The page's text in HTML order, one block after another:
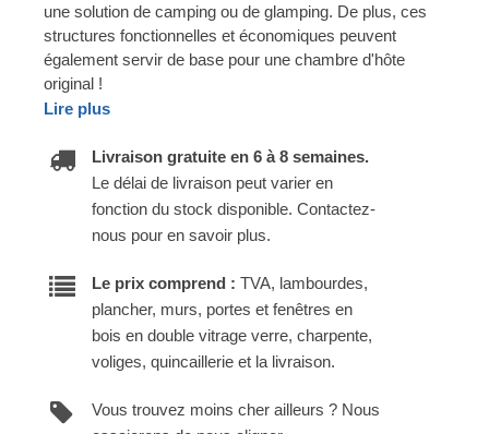
une solution de camping ou de glamping. De plus, ces
structures fonctionnelles et économiques peuvent
également servir de base pour une chambre d'hôte
original !
Lire plus
Livraison gratuite en 6 à 8 semaines.
Le délai de livraison peut varier en
fonction du stock disponible. Contactez-
nous pour en savoir plus.
Le prix comprend : TVA, lambourdes,
plancher, murs, portes et fenêtres en
bois en double vitrage verre, charpente,
voliges, quincaillerie et la livraison.
Vous trouvez moins cher ailleurs ? Nous